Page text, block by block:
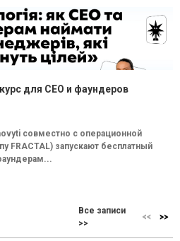
для CEO и фаундеров
совместно с операционной
FRACTAL) запускают бесплатный
Все записи
>>